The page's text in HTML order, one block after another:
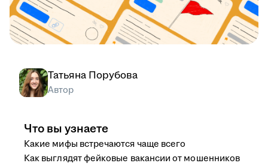
Татьяна Порубова
Автор
Что вы узнаете
Какие мифы встречаются чаще всего
Как выглядят фейковые вакансии от мошенников